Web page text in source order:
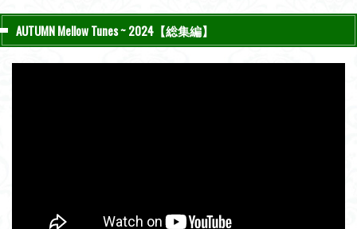
AUTUMN Mellow Tunes ~ 2024【総集編】